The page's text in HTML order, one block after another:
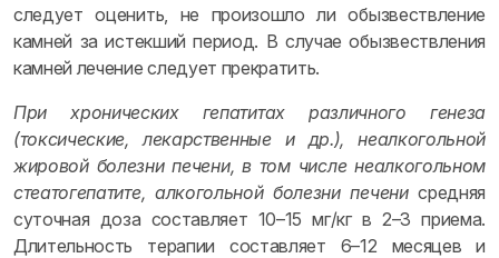
следует оценить, не произошло ли обызвествление
камней за истекший период. В случае обызвествления
камней лечение следует прекратить.
При хронических гепатитах различного генеза
(токсические, лекарственные и др.), неалкогольной
жировой болезни печени, в том числе неалкогольном
стеатогепатите, алкогольной болезни печенисредняя
суточная доза составляет 10–15 мг/кг в 2–3 приема.
Длительность терапии составляет 6–12 месяцев и